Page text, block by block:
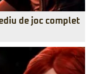
de joc complet